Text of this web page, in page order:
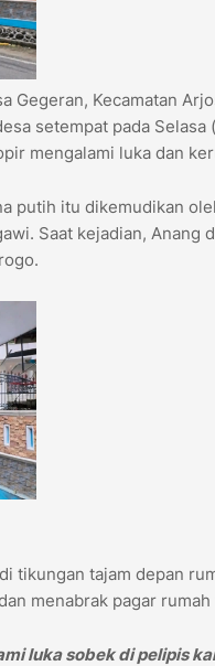
Gegeran, Kecamatan
setempat pada
mengalami luka dan
putih itu dikemudikan
Saat kejadian,
tikungan tajam depan
menabrak pagar rumah
luka sobek di pelipis